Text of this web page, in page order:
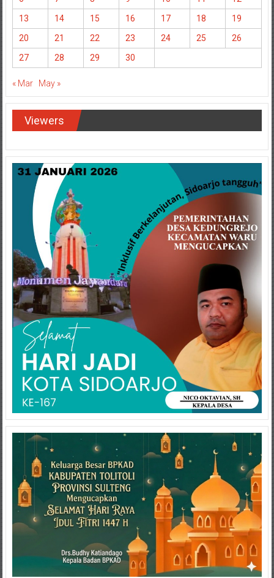
13
14 15 16 17 18
19
20
21 22 23 24 25
26
27
28 29 30
« Mar May »
Viewers